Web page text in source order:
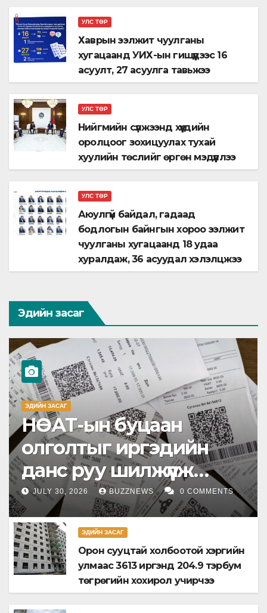
УЛС ТӨР
Хаврын ээлжит чуулганы
хугацаанд УИХ-ын гишүүдээс 16
асуулт, 27 асуулга тавьжээ
УЛС ТӨР
Нийгмийн сүлжээнд хүүхдийн
оролцоог зохицуулах тухай
хуулийн төслийг өргөн мэдүүллээ
УЛС ТӨР
Аюулгүй байдал, гадаад
бодлогын байнгын хороо ээлжит
чуулганы хугацаанд 18 удаа
хуралдаж, 36 асуудал хэлэлцжээ
Эдийн засаг
ЭДИЙН ЗАСАГ
НӨАТ-ын буцаан
олголтыг иргэдийн
данс руу шилжүүлж
эхэлжээ
JULY 30, 2026 BUZZNEWS 0 COMMENTS
ЭДИЙН ЗАСАГ
Орон сууцтай холбоотой хэргийн
улмаас 3613 иргэнд 204.9 тэрбум
төгрөгийн хохирол учирчээ